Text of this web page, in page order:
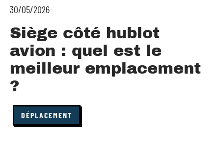
30/05/2026
Siège côté hublot
avion : quel est le
meilleur emplacement
?
DÉPLACEMENT